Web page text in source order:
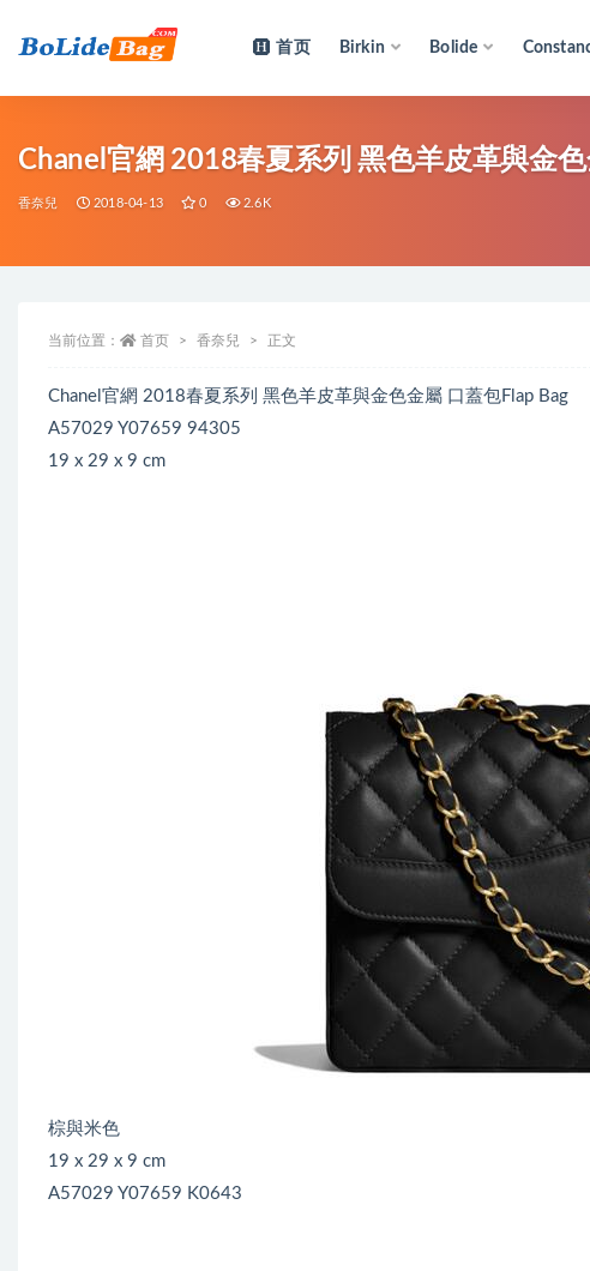
首页 Birkin Bolide
Chanel官網 2018春夏系列 黑色羊皮革與金
香奈兒 2018-04-13 0 2.6K
当前位置： 首页 香奈兒 正文
Chanel官網 2018春夏系列 黑色羊皮革與金色金屬 口蓋包Flap Bag
A57029 Y07659 94305
19 x 29 x 9 cm
棕與米色
19 x 29 x 9 cm
A57029 Y07659 K0643